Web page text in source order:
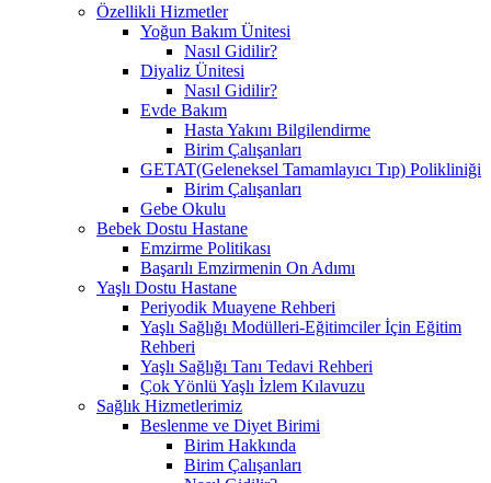
Özellikli Hizmetler
Yoğun Bakım Ünitesi
Nasıl Gidilir?
Diyaliz Ünitesi
Nasıl Gidilir?
Evde Bakım
Hasta Yakını Bilgilendirme
Birim Çalışanları
GETAT(Geleneksel Tamamlayıcı Tıp) Polikliniği
Birim Çalışanları
Gebe Okulu
Bebek Dostu Hastane
Emzirme Politikası
Başarılı Emzirmenin On Adımı
Yaşlı Dostu Hastane
Periyodik Muayene Rehberi
Yaşlı Sağlığı Modülleri-Eğitimciler İçin Eğitim
Rehberi
Yaşlı Sağlığı Tanı Tedavi Rehberi
Çok Yönlü Yaşlı İzlem Kılavuzu
Sağlık Hizmetlerimiz
Beslenme ve Diyet Birimi
Birim Hakkında
Birim Çalışanları